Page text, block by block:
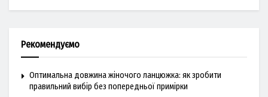
Рекомендуємо
Оптимальна довжина жіночого ланцюжка: як зробити
правильний вибір без попередньої примірки